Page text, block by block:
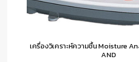
เครื่องวิเคราะห์ความชื้น Moisture
AND